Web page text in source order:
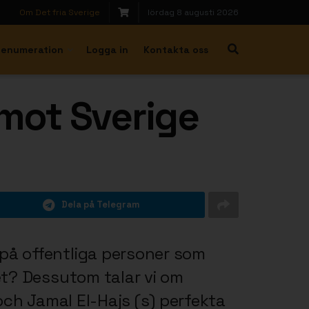
Om Det fria Sverige lördag 8 augusti 2026
Logga in Kontakta oss
Sverige
Dela på Telegram
offentliga personer som
Dessutom talar vi om
Jamal El-Hajs (s) perfekta